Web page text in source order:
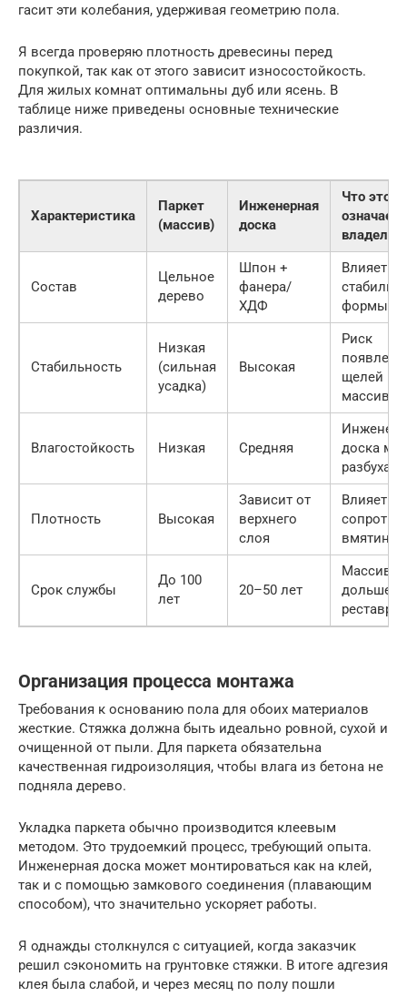
гасит эти колебания, удерживая геометрию пола.
Я всегда проверяю плотность древесины перед
покупкой, так как от этого зависит износостойкость.
Для жилых комнат оптимальны дуб или ясень. В
таблице ниже приведены основные технические
различия.
Характеристика
Паркет
(массив)
Инженерная
доска
Что это
означает
Состав
Цельное
дерево
Шпон +
фанера/
ХДФ
Влияет на
формы
Стабильность
Низкая
(сильная
усадка)
Высокая
Риск
щелей в
массиве
Влагостойкость Низкая Средняя
доска
разбухает
Плотность Высокая
Зависит от
верхнего
слоя
Влияет на
вмятинам
Срок службы
До 100
лет
20–50 лет
Массив
дольше
Организация процесса монтажа
Требования к основанию пола для обоих материалов
жесткие. Стяжка должна быть идеально ровной, сухой и
очищенной от пыли. Для паркета обязательна
качественная гидроизоляция, чтобы влага из бетона не
подняла дерево.
Укладка паркета обычно производится клеевым
методом. Это трудоемкий процесс, требующий опыта.
Инженерная доска может монтироваться как на клей,
так и с помощью замкового соединения (плавающим
способом), что значительно ускоряет работы.
Я однажды столкнулся с ситуацией, когда заказчик
решил сэкономить на грунтовке стяжки. В итоге адгезия
клея была слабой, и через месяц по полу пошли